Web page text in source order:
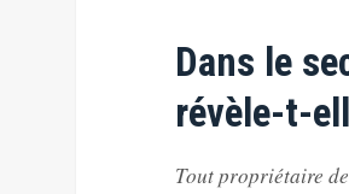
Dans le
révèle-t-
Tout propriétaire